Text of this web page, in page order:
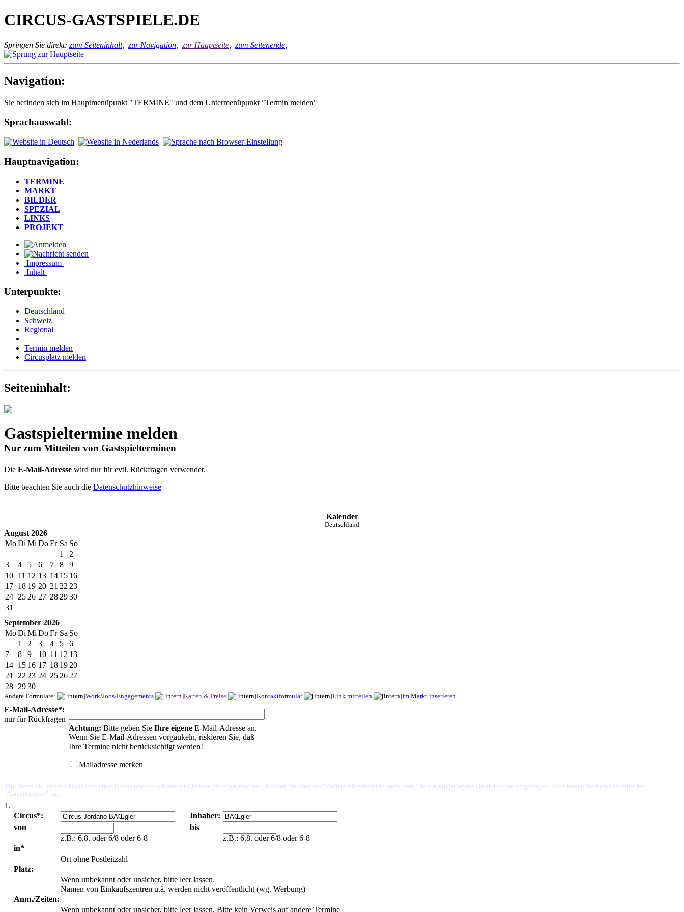
CIRCUS-GASTSPIELE.DE
Springen Sie direkt: zum Seiteninhalt, zur Navigation zur Hauptseite zum Seitenende
Navigation:
Sie befinden sich im Hauptmenüpunkt "TERMINE" und dem Untermenüpunkt "Termin melden"
Sprachauswahl:
Hauptnavigation:
TERMINE
MARKT
BILDER
SPEZIAL
LINKS
PROJEKT
Impressum
Inhalt
Unterpunkte:
Deutschland
Schweiz
Regional
Termin melden
Circusplatz melden
Seiteninhalt:
Gastspieltermine melden
Nur zum Mitteilen von Gastspielterminen
Die E-Mail-Adresse wird nur für evtl. Rückfragen verwendet.
Bitte beachten Sie auch die Datenschutzhinweise
Kalender
Deutschland
August 2026
MoDi Mi DoFr Sa So
1
2
3
4 5 6 7 8
9
10 11 12 13 14 15 16
17 18 19 20 21 22 23
24 25 26 27 28 2930
31
September 2026
MoDi Mi DoFr Sa So
1
2 3 4 5
6
7
8 9 10 11 12 13
14 15 16 17 18 19 20
21
22 23 24 25 26 27
28 2930
Andere Formulare: Work/Jobs/Engagements Karten & Preise Kontaktformular Link mitteilen Im Markt inserieren
E-Mail-Adresse*:
nur für Rückfragen
Achtung: Bitte geben Sie Ihre eigene E-Mail-Adresse an.
Wenn Sie E-Mail-Adressen vorgaukeln, riskieren Sie, daß
Ihre Termine nicht berücksichtigt werden!
Mailadresse merken
Tip: Wenn Sie mehrere Gastspiele eines Circus oder verschiedener Circusse mitteilen möchten, klicken Sie bitte auf "Weitere Eingabefelder anfordern". Schon eingetragene Daten bleiben eingetragen. Bitte tragen Sie keine Termine bei
"Anmerkungen" ein.
1.
Circus*:
Inhaber:
von
z.B.: 6.8. oder 6/8 oder 6-8
bis
z.B.: 6.8. oder 6/8 oder 6-8
in*
Ort ohne Postleitzahl
Platz:
Wenn unbekannt oder unsicher, bitte leer lassen.
Namen von Einkaufszentren u.ä. werden nicht veröffentlicht (wg. Werbung)
Anm./Zeiten:
Wenn unbekannt oder unsicher, bitte leer lassen. Bitte kein Verweis auf andere Termine